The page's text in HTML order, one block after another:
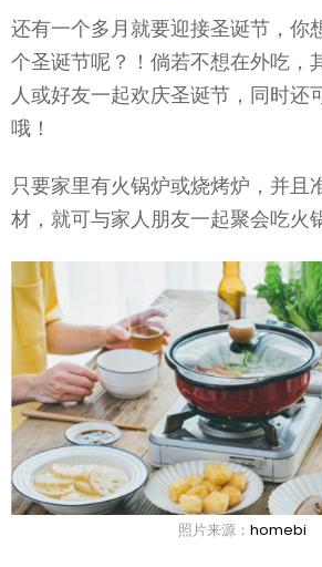
还有一个多月就要迎接圣诞节，你
个圣诞节呢？！倘若不想在外吃，
人或好友一起欢庆圣诞节，同时还
哦！
只要家里有火锅炉或烧烤炉，并且
材，就可与家人朋友一起聚会吃火
照片来源： homebi